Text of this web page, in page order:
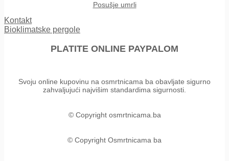
Posušje umrli
Kontakt
Bioklimatske pergole
PLATITE ONLINE PAYPALOM
Svoju online kupovinu na osmrtnicama ba obavljate sigurno
zahvaljujući najvišim standardima sigurnosti.
© Copyright osmrtnicama.ba
© Copyright Osmrtnicama ba